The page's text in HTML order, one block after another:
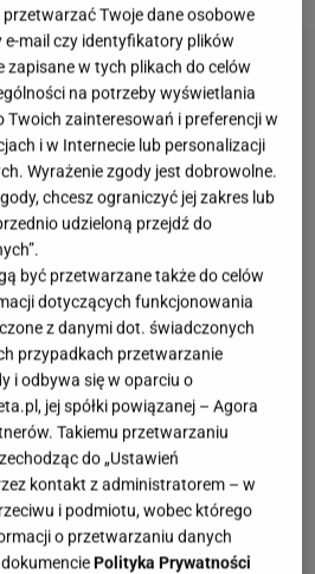
Twoje dane osobowe
e-mail czy identyfikatory plików
zapisane w tych plikach do celów
na potrzeby wyświetlania
Twoich zainteresowań i preferencji w
i w Internecie lub personalizacji
Wyrażenie zgody jest dobrowolne.
chcesz ograniczyć jej zakres lub
udzieloną przejdź do
być przetwarzane także do celów
dotyczących funkcjonowania
z danymi dot. świadczonych
przypadkach przetwarzanie
i odbywa się w oparciu o
jej spółki powiązanej – Agora
Takiemu przetwarzaniu
do „Ustawień
kontakt z administratorem – w
i podmiotu, wobec którego
o przetwarzaniu danych
Polityka Prywatności